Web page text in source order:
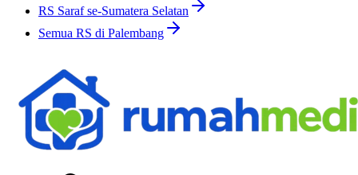
RS Saraf se-Sumatera Selatan
Semua RS di Palembang